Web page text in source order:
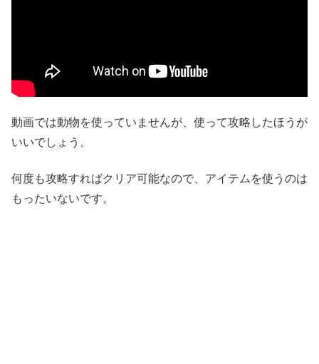
動画では動物を使っていませんが、使って攻略したほうが
いいでしょう。
何度も攻略すればクリア可能なので、アイテムを使うのは
もったいないです。